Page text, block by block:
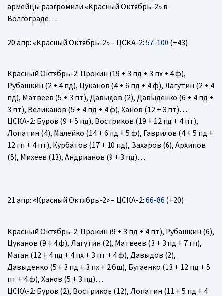
армейцы разгромили «Красный Октябрь-2» в
Волгограде…
20 апр: «Красный Октябрь-2» – ЦСКА-2: 57-100 (+43)
Красный Октябрь-2: Прокин (19 + 3 пд + 3 пх + 4 ф),
Рубашкин (2 + 4 пд), Цуканов (4 + 6 пд + 4 ф), Лагутин (2 + 4
пд), Матвеев (5 + 3 пт), Давыдов (2), Давыденко (6 + 4 пд +
3 пт), Великанов (5 + 4 пд + 4 ф), Ханов (12 + 3 пт)…
ЦСКА-2: Буров (9 + 5 пд), Востриков (19 + 12 пд + 4 пт),
Лопатин (4), Малейко (14 + 6 пд + 5 ф), Гаврилов (4 + 5 пд +
12 гп + 4 пт), Курбатов (17 + 10 пд), Захаров (6), Архипов
(5), Михеев (13), Андрианов (9 + 3 пд)…
21 апр: «Красный Октябрь-2» – ЦСКА-2: 66-86 (+20)
Красный Октябрь-2: Прокин (9 + 3 пд + 4 пт), Рубашкин (6),
Цуканов (9 + 4 ф), Лагутин (2), Матвеев (3 + 3 пд + 7 гп),
Маган (12 + 4 пд + 4 пх + 3 пт + 4 ф), Давыдов (2),
Давыденко (5 + 3 пд + 3 пх + 2 бш), Бугаенко (13 + 12 пд + 5
пт + 4 ф), Ханов (5 + 3 пд)…
ЦСКА-2: Буров (2), Востриков (12), Лопатин (11 + 5 пд + 4